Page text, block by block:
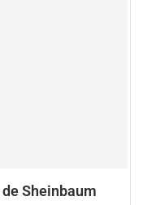
Sheinbaum